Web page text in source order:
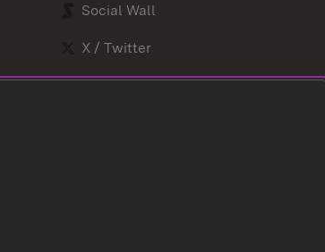
Social Wall
X / Twitter
Youtube